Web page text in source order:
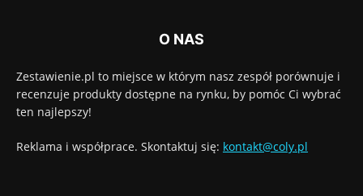
O NAS
Zestawienie.pl to miejsce w którym nasz zespół porównuje i
recenzuje produkty dostępne na rynku, by pomóc Ci wybrać
ten najlepszy!
Reklama i współprace. Skontaktuj się: kontakt@coly.pl